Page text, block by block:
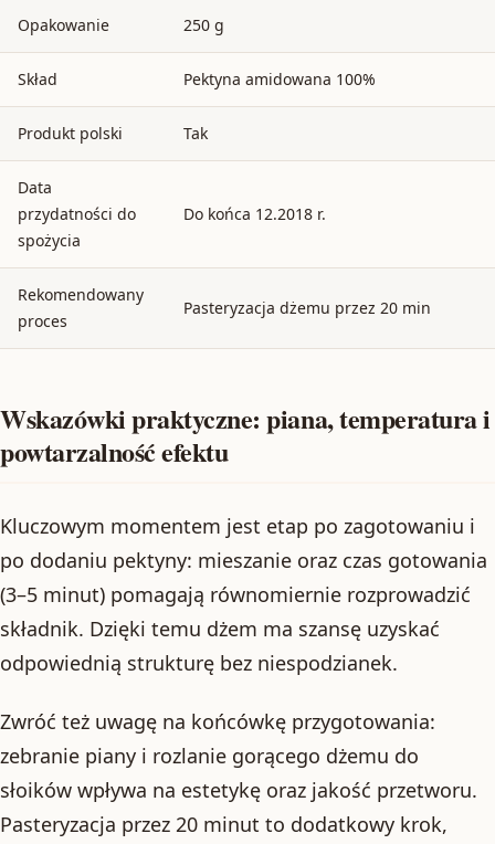
Opakowanie 250 g
Skład Pektyna amidowana 100%
Produkt polski Tak
Data
przydatności do
spożycia
Do końca 12.2018 r.
Rekomendowany
proces
Pasteryzacja dżemu przez 20 min
Wskazówki praktyczne: piana, temperatura i
powtarzalność efektu
Kluczowym momentem jest etap po zagotowaniu i
po dodaniu pektyny: mieszanie oraz czas gotowania
(3–5 minut) pomagają równomiernie rozprowadzić
składnik. Dzięki temu dżem ma szansę uzyskać
odpowiednią strukturę bez niespodzianek.
Zwróć też uwagę na końcówkę przygotowania:
zebranie piany i rozlanie gorącego dżemu do
słoików wpływa na estetykę oraz jakość przetworu.
Pasteryzacja przez 20 minut to dodatkowy krok,